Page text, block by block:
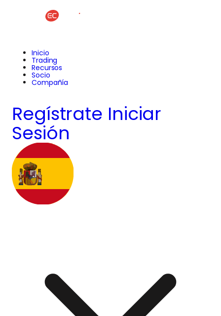
Inicio
Trading
Recursos
Socio
Compañía
Regístrate Iniciar
Sesión